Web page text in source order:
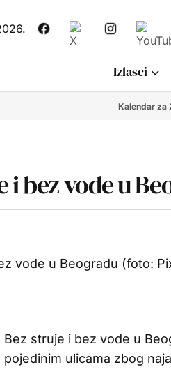
Izlasci
Kalendar za
i bez vode u
Bez struje i bez vode u
pojedinim ulicama zbog